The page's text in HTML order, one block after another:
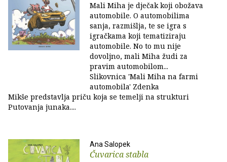
Mali Miha je dječak koji obožava
automobile. O automobilima
sanja, razmišlja, te se igra s
igračkama koji tematiziraju
automobile. No to mu nije
dovoljno, mali Miha žudi za
pravim automobilom...
Slikovnica 'Mali Miha na farmi
automobila' Zdenka
Mikše predstavlja priču koja se temelji na strukturi
Putovanja junaka....
Ana Salopek
Čuvarica stabla